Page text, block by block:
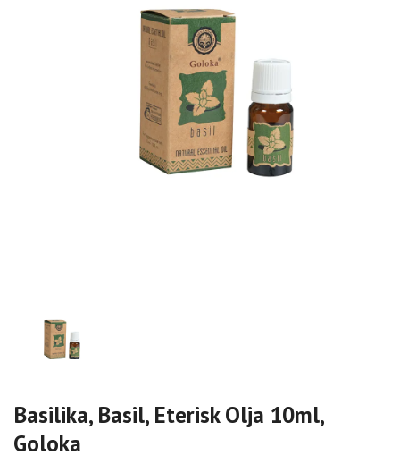
Basilika, Basil, Eterisk Olja 10ml,
Goloka